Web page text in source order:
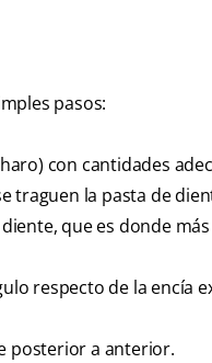
pasos:
con cantidades
traguen la pasta de
que es donde
respecto de la encía
posterior a anterior.